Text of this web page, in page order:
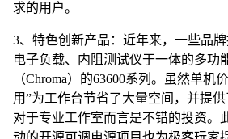
求的用户。
3、特色创新产品：近年来，一些品牌
电子负载、内阻测试仪于一体的多功
（Chroma）的63600系列。虽然单机
用”为工作台节省了大量空间，并提供
对于专业工作室而言是不错的投资。